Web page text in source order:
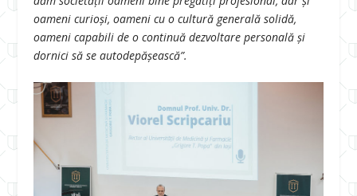
oameni curioși, oameni cu o cultură generală solidă,
oameni capabili de o continuă dezvoltare personală și
dornici să se autodepășească”.